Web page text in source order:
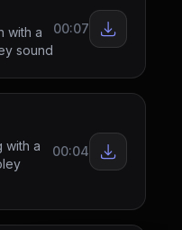
with a
sound
00:07
with a
00:04